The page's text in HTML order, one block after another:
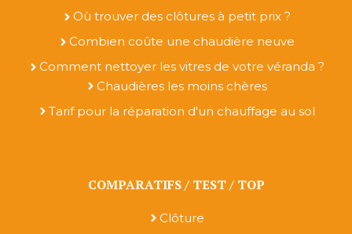
Où trouver des clôtures à petit prix ?
Combien coûte une chaudière neuve
Comment nettoyer les vitres de votre véranda ?
Chaudières les moins chères
Tarif pour la réparation d'un chauffage au sol
COMPARATIFS / TEST / TOP
Clôture